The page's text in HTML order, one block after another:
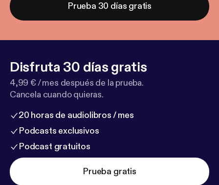
Prueba 30 días gratis
Disfruta 30 días gratis
4,99 € / mes después de la prueba.
Cancela cuando quieras.
20 horas de audiolibros / mes
Podcasts exclusivos
Podcast gratuitos
Prueba gratis